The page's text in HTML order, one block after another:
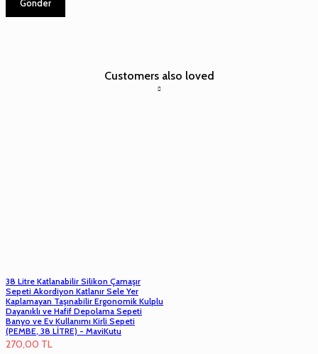
Customers also loved
38 Litre Katlanabilir Silikon Çamaşır
Sepeti Akordiyon Katlanır Sele Yer
Kaplamayan Taşınabilir Ergonomik Kulplu
Dayanıklı ve Hafif Depolama Sepeti
Banyo ve Ev Kullanımı Kirli Sepeti
(PEMBE, 38 LİTRE) - MaviKutu
270,00 TL